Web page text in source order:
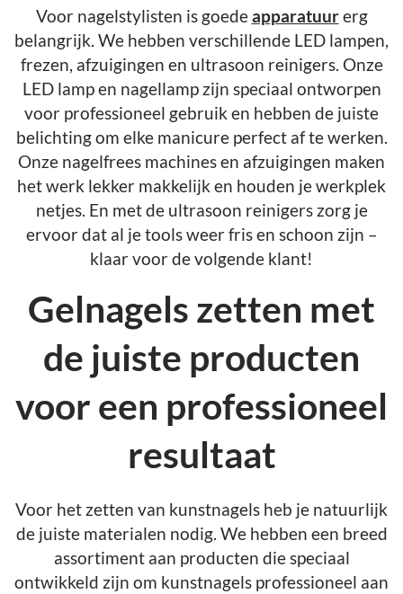
Voor nagelstylisten is goedeapparatuurerg
belangrijk. We hebben verschillende LED lampen,
frezen, afzuigingen en ultrasoon reinigers. Onze
LED lamp en nagellamp zijn speciaal ontworpen
voor professioneel gebruik en hebben de juiste
belichting om elke manicure perfect af te werken.
Onze nagelfrees machines en afzuigingen maken
het werk lekker makkelijk en houden je werkplek
netjes. En met de ultrasoon reinigers zorg je
ervoor dat al je tools weer fris en schoon zijn –
klaar voor de volgende klant!
Gelnagels zetten met
de juiste producten
voor een professioneel
resultaat
Voor het zetten van kunstnagels heb je natuurlijk
de juiste materialen nodig. We hebben een breed
assortiment aan producten die speciaal
ontwikkeld zijn om kunstnagels professioneel aan